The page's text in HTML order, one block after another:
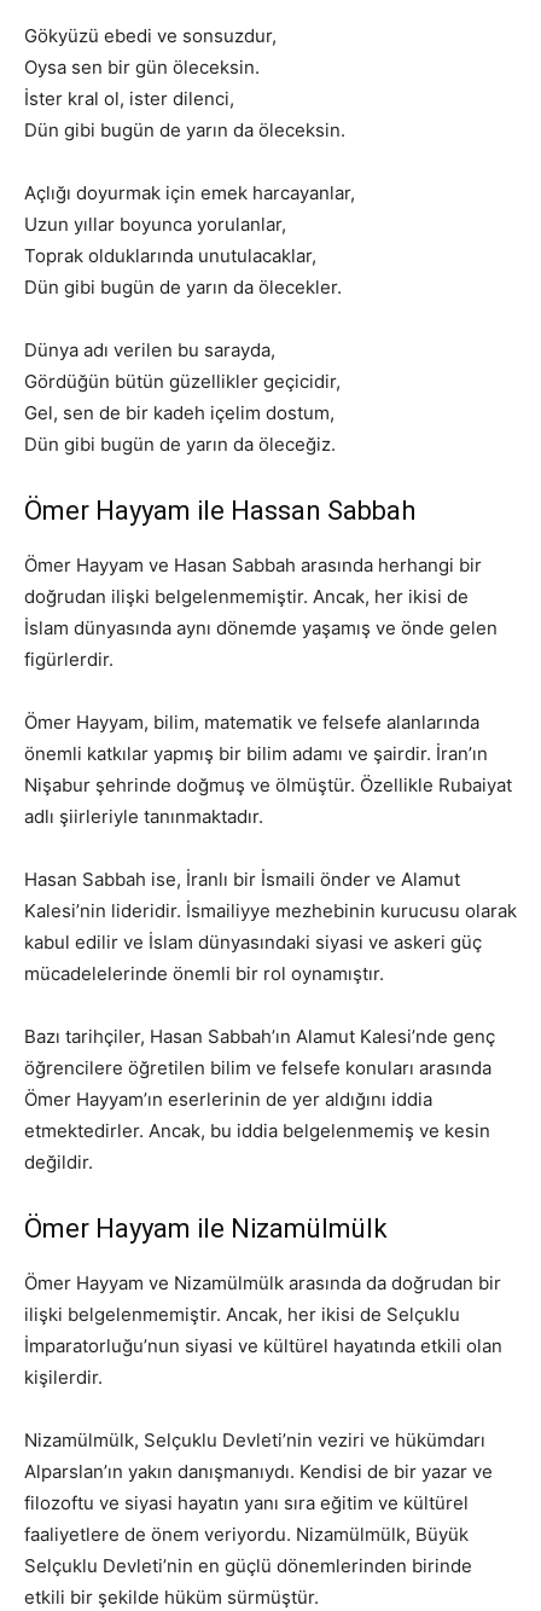
Gökyüzü ebedi ve sonsuzdur,
Oysa sen bir gün öleceksin.
İster kral ol, ister dilenci,
Dün gibi bugün de yarın da öleceksin.
Açlığı doyurmak için emek harcayanlar,
Uzun yıllar boyunca yorulanlar,
Toprak olduklarında unutulacaklar,
Dün gibi bugün de yarın da ölecekler.
Dünya adı verilen bu sarayda,
Gördüğün bütün güzellikler geçicidir,
Gel, sen de bir kadeh içelim dostum,
Dün gibi bugün de yarın da öleceğiz.
Ömer Hayyam ile Hassan Sabbah
Ömer Hayyam ve Hasan Sabbah arasında herhangi bir
doğrudan ilişki belgelenmemiştir. Ancak, her ikisi de
İslam dünyasında aynı dönemde yaşamış ve önde gelen
figürlerdir.
Ömer Hayyam, bilim, matematik ve felsefe alanlarında
önemli katkılar yapmış bir bilim adamı ve şairdir. İran’ın
Nişabur şehrinde doğmuş ve ölmüştür. Özellikle Rubaiyat
adlı şiirleriyle tanınmaktadır.
Hasan Sabbah ise, İranlı bir İsmaili önder ve Alamut
Kalesi’nin lideridir. İsmailiyye mezhebinin kurucusu olarak
kabul edilir ve İslam dünyasındaki siyasi ve askeri güç
mücadelelerinde önemli bir rol oynamıştır.
Bazı tarihçiler, Hasan Sabbah’ın Alamut Kalesi’nde genç
öğrencilere öğretilen bilim ve felsefe konuları arasında
Ömer Hayyam’ın eserlerinin de yer aldığını iddia
etmektedirler. Ancak, bu iddia belgelenmemiş ve kesin
değildir.
Ömer Hayyam ile Nizamülmülk
Ömer Hayyam ve Nizamülmülk arasında da doğrudan bir
ilişki belgelenmemiştir. Ancak, her ikisi de Selçuklu
İmparatorluğu’nun siyasi ve kültürel hayatında etkili olan
kişilerdir.
Nizamülmülk, Selçuklu Devleti’nin veziri ve hükümdarı
Alparslan’ın yakın danışmanıydı. Kendisi de bir yazar ve
filozoftu ve siyasi hayatın yanı sıra eğitim ve kültürel
faaliyetlere de önem veriyordu. Nizamülmülk, Büyük
Selçuklu Devleti’nin en güçlü dönemlerinden birinde
etkili bir şekilde hüküm sürmüştür.